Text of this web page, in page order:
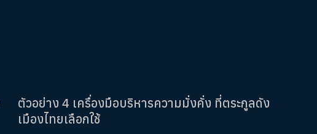
ตัวอย่าง 4 เครื่องมือบริหารความมั่งคั่ง ที่ตระกูลดัง
เมืองไทยเลือกใช้